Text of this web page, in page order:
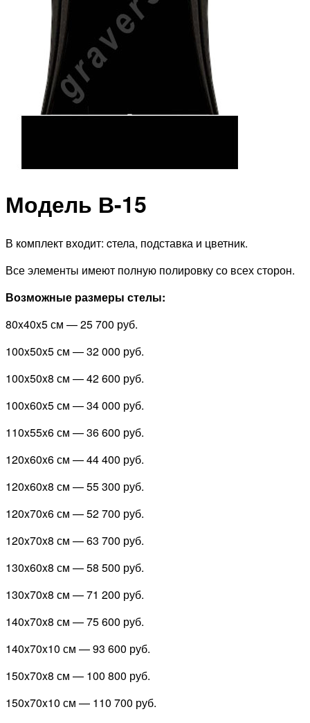
Модель В-15
В комплект входит: cтела, подставка и цветник.
Все элементы имеют полную полировку со всех сторон.
Возможные размеры стелы:
80x40x5 см —25 700 руб.
100x50x5 см —32 000 руб.
100x50x8 см —42 600 руб.
100x60x5 см —34 000 руб.
110x55x6 см —36 600 руб.
120x60x6 см —44 400 руб.
120x60x8 см —55 300 руб.
120x70x6 см —52 700 руб.
120x70x8 см —63 700 руб.
130x60x8 см —58 500 руб.
130x70x8 см —71 200 руб.
140x70x8 см —75 600 руб.
140x70x10 см —93 600 руб.
150x70x8 см — 100 800 руб.
150x70x10 см — 110 700 руб.